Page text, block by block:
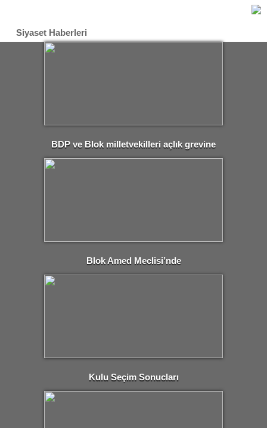
Siyaset Haberleri
BDP ve Blok milletvekilleri açlık grevine
başlıyor
Blok Amed Meclisi’nde
Kulu Seçim Sonucları